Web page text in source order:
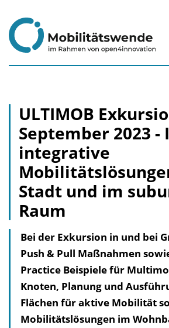
Inhalt
ULTIMOB
September 2023
integrative
Stadt und im
Raum
Bei der Exkursion in und bei
Push & Pull Maßnahmen
Practice Beispiele für
Knoten, Planung und
Flächen für aktive Mobilität
Mobilitätslösungen im